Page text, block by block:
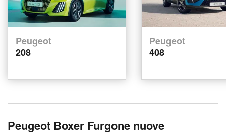
Peugeot
208
Peugeot
408
Peugeot Boxer Furgone nuove